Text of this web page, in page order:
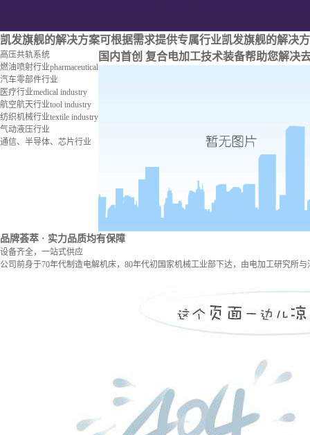
凯发旗舰的解决方案可根据需求提供专属行业凯发旗舰的解决
高压共轨系统
燃油喷射行业pharmaceutical
汽车零部件行业
医疗行业medical industry
航空航天行业tool industry
纺织机械行业textile industry
气动液压行业
通信、半导体、芯片行业
国内首创 复合电加工技术装备帮助您解决
品牌荟萃 · 实力品质均有保障
设备齐全，一站式供应
公司前身于70年代制造电解机床，80年代初国家机械工业部下达，由电加工研究所